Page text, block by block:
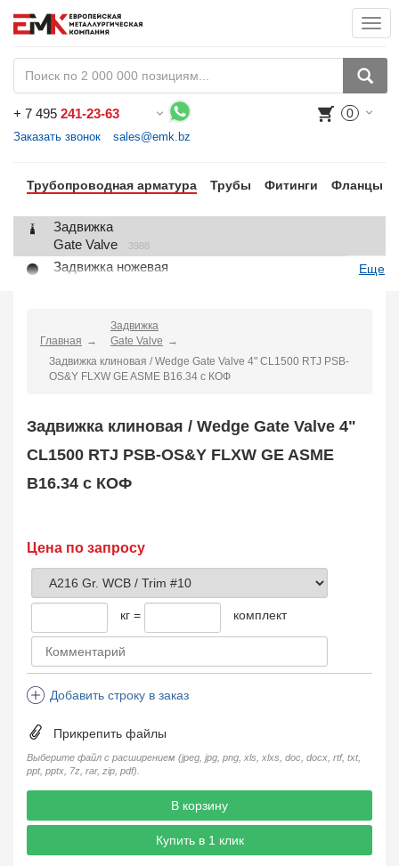
+ 7 495 241-23-63
Заказать звонок sales@emk.bz
0
Трубопроводная арматура Трубы Фитинги Фланцы
Задвижка
Gate Valve
3988
Задвижка ножевая
Globe Valve
2191
Клапан регулирующий
Control Valve
2
Клапан обратный
Ball Valve
3321
Затвор дисковый
Butterfly Valve
1
Фильтр сетчатый
Strainer
Steam Trap
Компенсатор
Пламегаситель
Еще
Главная
Задвижка
Gate Valve
Задвижка клиновая / Wedge Gate Valve 4" CL1500 RTJ PSB-
OS&Y FLXW GE ASME B16.34 с КОФ
Задвижка клиновая / Wedge Gate Valve 4"
CL1500 RTJ PSB-OS&Y FLXW GE ASME
B16.34 с КОФ
Цена по запросу
кг = комплект
Добавить строку в заказ
Прикрепить файлы
Выберите файл с расширением (jpeg, jpg, png, xls, xlxs, doc, docx, rtf, txt,
ppt, pptx, 7z, rar, zip, pdf).
В корзину
Купить в 1 клик